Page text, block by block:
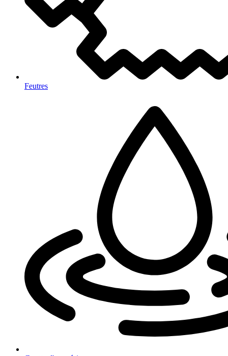
Feutres